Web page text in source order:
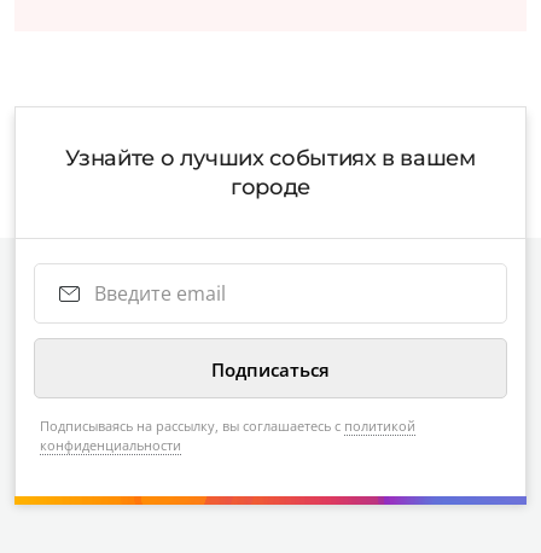
Узнайте о лучших событиях в вашем
городе
Подписываясь на рассылку, вы соглашаетесь с политикой
конфиденциальности